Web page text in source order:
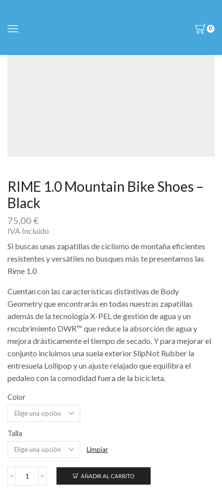
0
RIME 1.0 Mountain Bike Shoes –
Black
75,00€
IVA Incluido
Si buscas unas zapatillas de ciclismo de montaña eficientes
resistentes y versátiles no busques más te presentamos las
Rime 1.0
Cuentan con las características distintivas de Body
Geometry que encontrarás en todas nuestras zapatillas
además de la tecnología X-PEL de gestión de agua y un
recubrimiento DWR™ que reduce la absorción de agua y
mejora drásticamente el tiempo de secado. Y para mejorar el
conjunto incluimos una suela exterior SlipNot Rubber la
entresuela Lollipop y un ajuste relajado que equilibra el
pedaleo con la comodidad fuera de la bicicleta.
Color
Talla
Limpiar
RIME
AÑADIR AL CARRITO